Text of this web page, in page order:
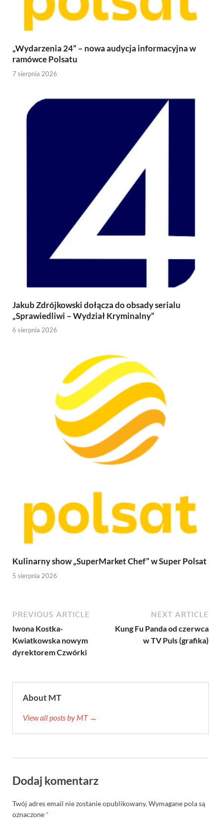
„Wydarzenia 24” – nowa audycja informacyjna w
ramówce Polsatu
7 sierpnia 2026
Jakub Zdrójkowski dołącza do obsady serialu
„Sprawiedliwi – Wydział Kryminalny”
6 sierpnia 2026
Kulinarny show „SuperMarket Chef” w Super Polsat
5 sierpnia 2026
PREVIOUS ARTICLE
Iwona Kostka-
Kwiatkowska nowym
dyrektorem Czwórki
NEXT ARTICLE
Kung Fu Panda od czerwca
w TV Puls (grafika)
About MT
View all posts by MT →
Dodaj komentarz
Twój adres email nie zostanie opublikowany.Wymagane pola są
oznaczone *